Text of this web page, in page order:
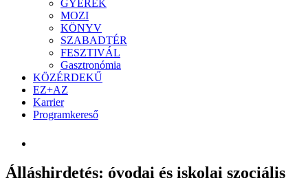
GYEREK
MOZI
KÖNYV
SZABADTÉR
FESZTIVÁL
Gasztronómia
KÖZÉRDEKŰ
EZ+AZ
Karrier
Programkereső
Álláshirdetés: óvodai és iskolai szociális